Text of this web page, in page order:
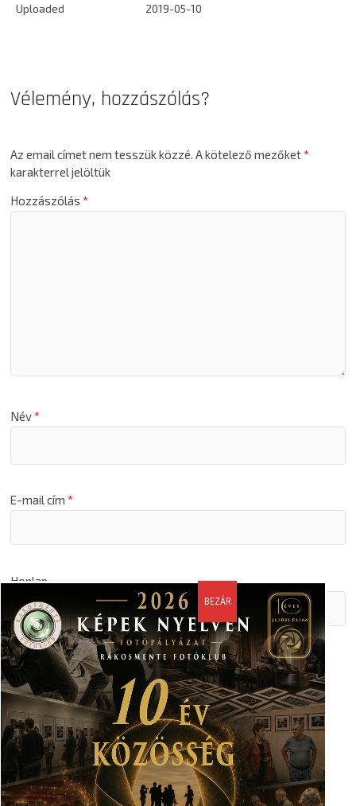
Uploaded 2019-05-10
Vélemény, hozzászólás?
Az email címet nem tesszük közzé. A kötelező mezőket*
karakterrel jelöltük
Hozzászólás*
Név*
E-mail cím*
Honlap
A nevem, email címem, és weboldalcímem mentése a
böngészőben a következő hozzászólásomhoz.